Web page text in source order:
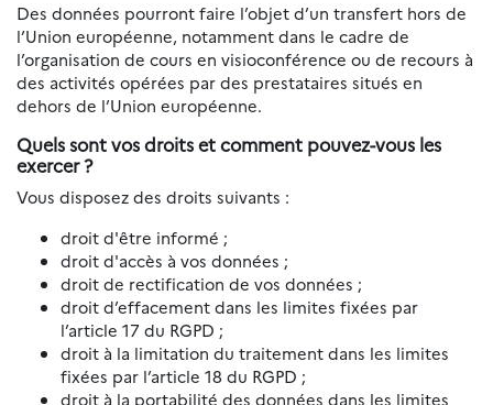
Des données pourront faire l’objet d’un transfert hors de
l’Union européenne, notamment dans le cadre de
l’organisation de cours en visioconférence ou de recours à
des activités opérées par des prestataires situés en
dehors de l’Union européenne.
Quels sont vos droits et comment pouvez-vous les
exercer ?
Vous disposez des droits suivants :
droit d'être informé ;
droit d'accès à vos données ;
droit de rectification de vos données ;
droit d’effacement dans les limites fixées par
l’article 17 du RGPD ;
droit à la limitation du traitement dans les limites
fixées par l’article 18 du RGPD ;
droit à la portabilité des données dans les limites